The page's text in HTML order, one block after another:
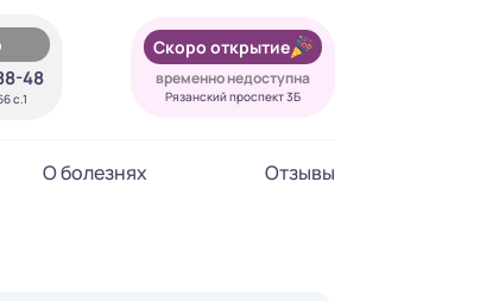
48
с.1
Скоро открытие
временно недоступна
Рязанский проспект 3Б
О болезнях Отзывы